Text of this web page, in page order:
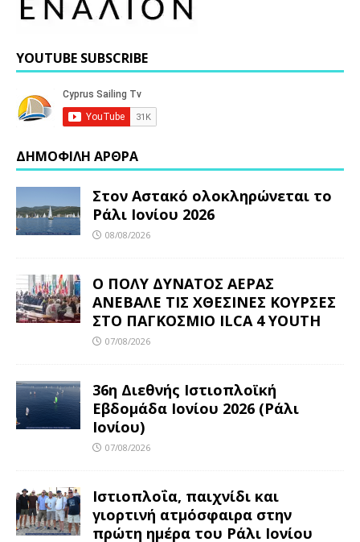
YOUTUBE SUBSCRIBE
ΔΗΜΟΦΙΛΗ ΑΡΘΡΑ
Στον Αστακό ολοκληρώνεται το
Ράλι Ιονίου 2026
08/08/2026
Ο ΠΟΛΥ ΔΥΝΑΤΟΣ ΑΕΡΑΣ
ΑΝΕΒΑΛΕ ΤΙΣ ΧΘΕΣΙΝΕΣ ΚΟΥΡΣΕΣ
ΣΤΟ ΠΑΓΚΟΣΜΙΟ ILCA 4 YOUTH
07/08/2026
36η Διεθνής Ιστιοπλοϊκή
Εβδομάδα Ιονίου 2026 (Ράλι
Ιονίου)
07/08/2026
Ιστιοπλοΐα, παιχνίδι και
γιορτινή ατμόσφαιρα στην
πρώτη ημέρα του Ράλι Ιονίου